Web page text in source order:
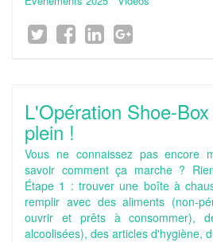
L'Opération Shoe-
plein !
Vous ne connaissez pas encore
savoir comment ça marche ?
Étape 1 : trouver une boîte à
remplir avec des aliments (non-
ouvrir et prêts à consommer),
alcoolisées), des articles d'hygiène,